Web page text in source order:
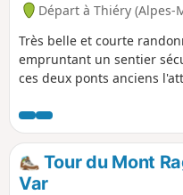
Départ à Thiéry (Alpes-
Très belle et courte
empruntant un sentier
ces deux ponts anciens
cartographié sont une belle
De belles vues sur le
avant sa traversée.
Tour du Mont
Var